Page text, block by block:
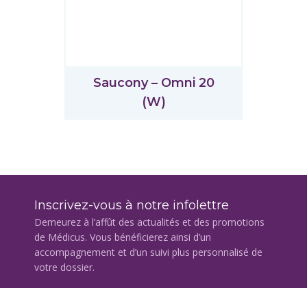
Saucony – Omni 20
(W)
Inscrivez-vous à notre infolettre
Demeurez à l’affût des actualités et des promotions
de Médicus. Vous bénéficierez ainsi d’un
accompagnement et d’un suivi plus personnalisé de
votre dossier.